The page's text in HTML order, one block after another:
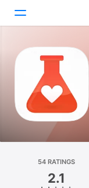
Today
Games
Apps
Arcade
Platform
54 RATINGS
2.1